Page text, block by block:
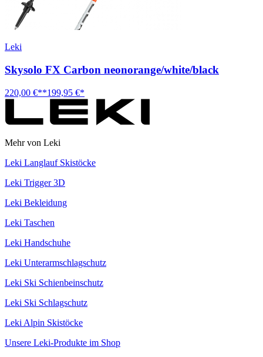
Leki
Skysolo FX Carbon neonorange/white/black
220,00 €**199,95 €*
Mehr von Leki
Leki Langlauf Skistöcke
Leki Trigger 3D
Leki Bekleidung
Leki Taschen
Leki Handschuhe
Leki Unterarmschlagschutz
Leki Ski Schienbeinschutz
Leki Ski Schlagschutz
Leki Alpin Skistöcke
Unsere Leki-Produkte im Shop